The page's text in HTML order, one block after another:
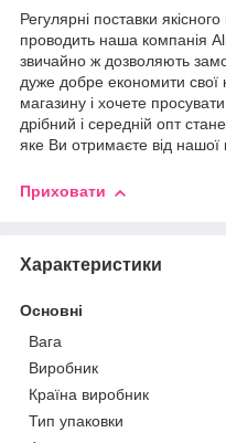
Регулярні поставки
проводить наша компанія
звичайно ж дозволяють
дуже добре економити
магазину і хочете
дрібний і середній опт
яке Ви отримаєте від нашої
Приховати
Характеристики
Основні
Вага
Виробник
Країна виробник
Тип упаковки